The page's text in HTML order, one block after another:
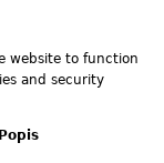
website to function
and security
Popis